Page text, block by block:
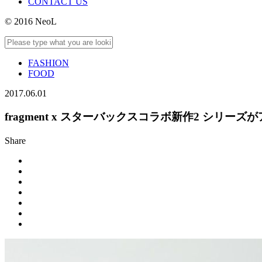
© 2016 NeoL
FASHION
FOOD
2017.06.01
fragment x スターバックスコラボ新作2 シリーズが
Share